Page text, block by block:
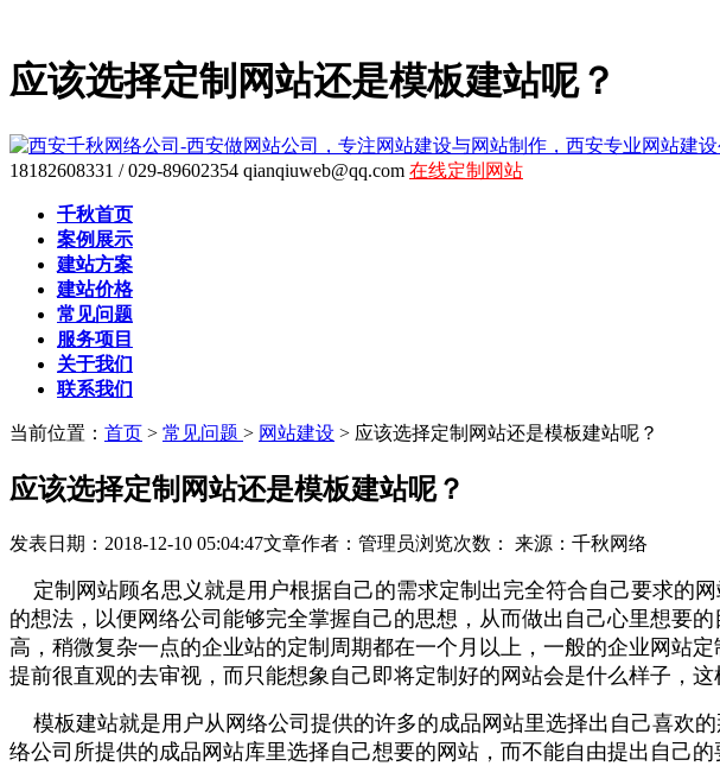
应该选择定制网站还是模板建站呢？
18182608331 / 029-89602354 qianqiuweb@qq.com 在线定制网站
千秋首页
案例展示
建站方案
建站价格
常见问题
服务项目
关于我们
联系我们
当前位置： 首页 > 常见问题 > 网站建设 > 应该选择定制网站还是模板建站呢？
应该选择定制网站还是模板建站呢？
发表日期：2018-12-10 05:04:47文章作者：管理员浏览次数： 来源：千秋网络
定制网站顾名思义就是用户根据自己的需求定制出完全符合自己要求的
的想法，以便网络公司能够完全掌握自己的思想，从而做出自己心里想要
高，稍微复杂一点的企业站的定制周期都在一个月以上，一般的企业网站
提前很直观的去审视，而只能想象自己即将定制好的网站会是什么样子，
模板建站就是用户从网络公司提供的许多的成品网站里选择出自己喜欢
络公司所提供的成品网站库里选择自己想要的网站，而不能自由提出自己